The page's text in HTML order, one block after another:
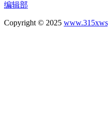
编辑部
Copyright © 2025